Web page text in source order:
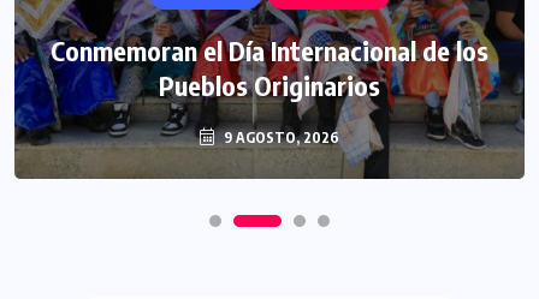
Conmemoran el Día Internacional de los
Pueblos Originarios
9 AGOSTO, 2026